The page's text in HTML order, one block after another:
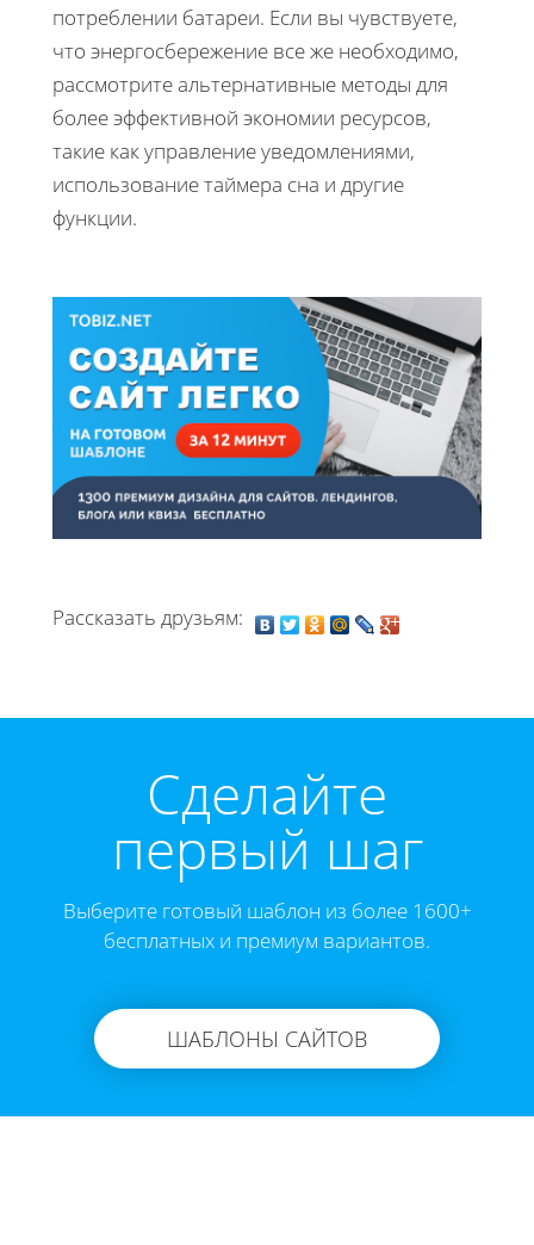
потреблении батареи. Если вы чувствуете,
что энергосбережение все же необходимо,
рассмотрите альтернативные методы для
более эффективной экономии ресурсов,
такие как управление уведомлениями,
использование таймера сна и другие
функции.
Рассказать друзьям:
Cделайте
первый шаг
Выберите готовый шаблон из более 1600+
бесплатных и премиум вариантов.
ШАБЛОНЫ САЙТОВ